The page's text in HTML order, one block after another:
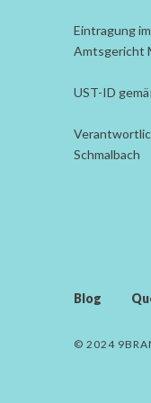
Eintragung
Amtsgericht
UST-ID
Schmalbach
Blog
© 2024